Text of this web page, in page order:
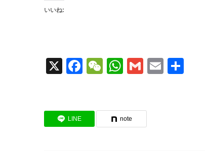
いいね:
X Facebook
WeChat
WhatsApp
GmailEmail
LINE note